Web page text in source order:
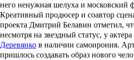
него ненужная шелуха и московский
Креативный продюсер и соавтор
проекта Дмитрий Белавин отметил,
несмотря на звездный статус, у актера
Деревянко в наличии самоирония.
пришлось создавать образ нового